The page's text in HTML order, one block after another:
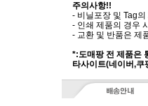
주의사항!!
- 비닐포장 및 Tag
- 인쇄 제품의 경우
- 교환 및 반품은 제
*:도매팡 전 제품은
타사이트(네이버,쿠